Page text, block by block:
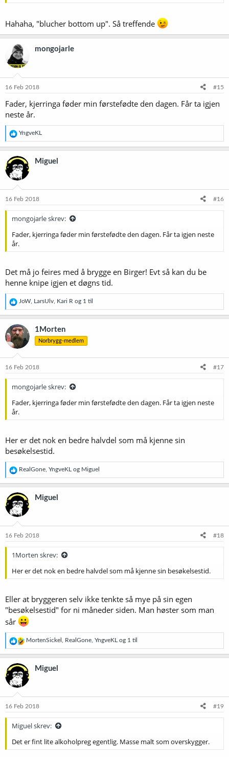
Hahaha, "blucher bottom up". Så treffende
mongojarle
16 Feb 2018 #15
Fader, kjerringa føder min førstefødte den dagen. Får ta igjen
neste år.
R
e
a
k
s
o
e
YngveKL
Miguel
16 Feb 2018 #16
mongojarle skrev:
Fader, kjerringa føder min førstefødte den dagen. Får ta igjen neste
år.
Det må jo feires med å brygge en Birger! Evt så kan du be
henne knipe igjen et døgns tid.
R
e
a
k
s
j
o
e
JoW LarsUlv Kari R og 1 til
1Morten
Norbrygg-medlem
16 Feb 2018 #17
mongojarle skrev:
Fader, kjerringa føder min førstefødte den dagen. Får ta igjen neste
år.
Her er det nok en bedre halvdel som må kjenne sin
besøkelsestid.
R
e
a
k
s
o
e
RealGone YngveKL og Miguel
Miguel
16 Feb 2018 #18
1Morten skrev:
Her er det nok en bedre halvdel som må kjenne sin besøkelsestid.
Eller at bryggeren selv ikke tenkte så mye på sin egen
"besøkelsestid" for ni måneder siden. Man høster som man
sår
R
e
a
s
n
e
MortenSickel RealGone YngveKL og 1 til
Miguel
16 Feb 2018 #19
Miguel skrev:
Det er fint lite alkoholpreg egentlig. Masse malt som overskygger.